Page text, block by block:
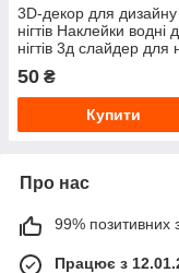
3D-декор для дизайну
нігтів Наклейки водні
нігтів 3д слайдер для
- Fashion Nails
50 ₴
Купити
Про нас
99% позитивних з
Працює з